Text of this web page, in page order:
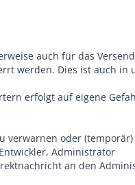
auch für das
werden. Dies ist auch in
erfolgt auf eigene
verwarnen oder
Administrator
an den